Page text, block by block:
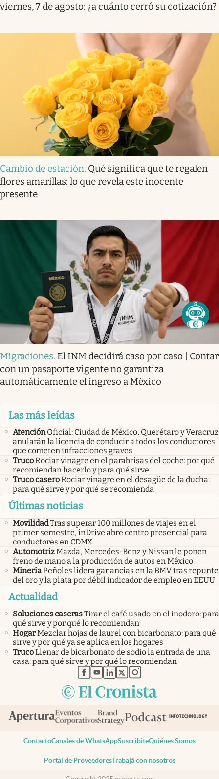
viernes, 7 de agosto: ¿a cuánto cerró su cotización?
Cambio de estación. Qué significa que te regalen
flores amarillas: lo que revela este inocente
presente
Migraciones. El INM decidirá caso por caso | Contar
con un pasaporte vigente no garantiza
automáticamente el ingreso a México
Las más leídas
Atención Oficial: Ciudad de México, Querétaro y Veracruz
anularán la licencia de conducir a todos los conductores
que cometen infracciones graves
TrucoRociar vinagre en el parabrisas del coche: por qué
recomiendan hacerlo y para qué sirve
Truco caseroRociar vinagre en el desagüe de la ducha:
para qué sirve y por qué se recomienda
Últimas noticias
MovilidadTras superar 100 millones de viajes en el
primer semestre, inDrive abre centro presencial para
conductores en CDMX
AutomotrizMazda, Mercedes-Benz y Nissan le ponen
freno de mano a la producción de autos en México
MineríaPeñoles lidera ganancias en la BMV tras repunte
del oro y la plata por débil indicador de empleo en EEUU
Actualidad
Soluciones caserasTirar el café usado en el inodoro: para
qué sirve y por qué lo recomiendan
HogarMezclar hojas de laurel con bicarbonato: para qué
sirve y por qué ya se aplica en los hogares
TrucoLlenar de bicarbonato de sodio la entrada de una
casa: para qué sirve y por qué lo recomiendan
abre en nueva pestaña
abre en nueva pestaña
abre en nueva pestaña
abre en nueva pestaña
abre en nueva pestaña
ContactoCanales de WhatsAppSuscribiteQuiénes Somos
Portal de ProveedoresTrabajá con nosotros